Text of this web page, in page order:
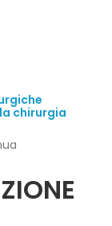
chirurgia